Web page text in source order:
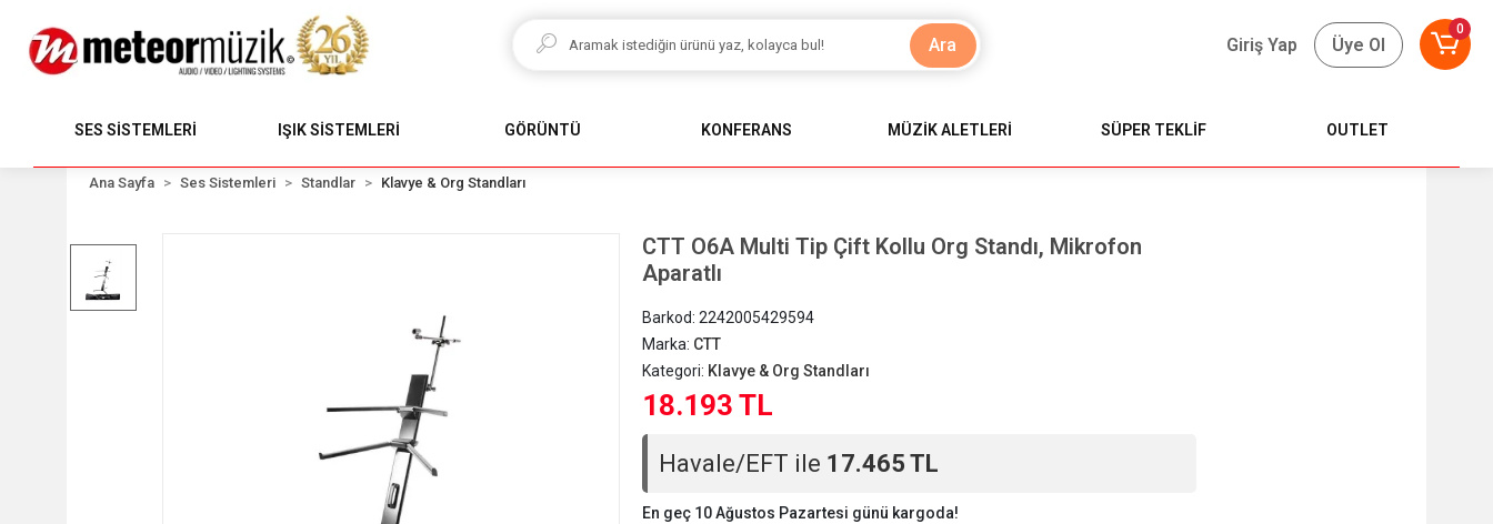
Ara Giriş Yap Üye Ol
0
SES SİSTEMLERİ IŞIK SİSTEMLERİ GÖRÜNTÜ KONFERANS MÜZİK ALETLERİ SÜPER TEKLİF OUTLET
Ana Sayfa Ses Sistemleri Standlar Klavye & Org Standları
CTT O6A Multi Tip Çift Kollu Org Standı, Mikrofon
Aparatlı
Barkod:2242005429594
Marka: CTT
Kategori: Klavye & Org Standları
18.193 TL
Havale/EFT ile 17.465 TL
En geç 10 Ağustos Pazartesi günü kargoda!